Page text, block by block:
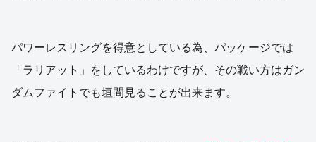
パワーレスリングを得意としている為、パッケージでは
「ラリアット」をしているわけですが、その戦い方はガン
ダムファイトでも垣間見ることが出来ます。